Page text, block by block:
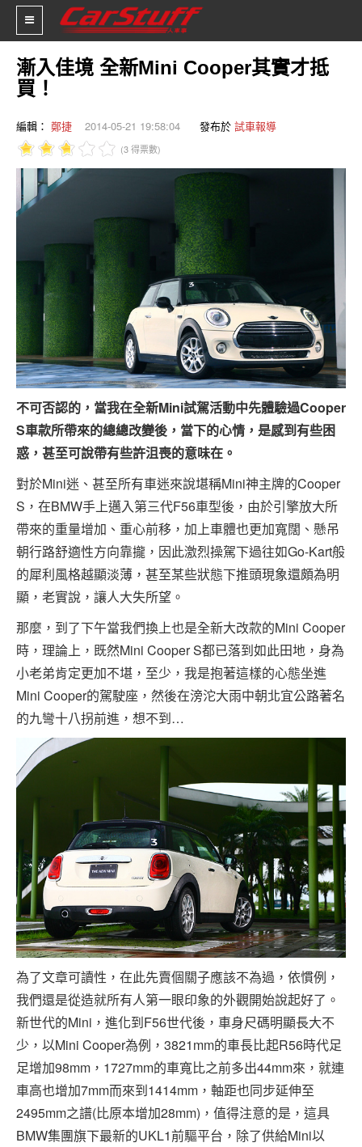
新車價格
車市新聞
賽車新聞
汽車改裝
促銷訊息
人車軼事
試車報導
專題報導
車型比拼
兩輪世界
漸入佳境 全新Mini Cooper其實才抵
買！
編輯： 鄭捷 2014-05-21 19:58:04 發布於 試車報導
(3 得票數)
不可否認的，當我在全新Mini試駕活動中先體驗過Cooper
S車款所帶來的總總改變後，當下的心情，是感到有些困
惑，甚至可說帶有些許沮喪的意味在。
對於Mini迷、甚至所有車迷來說堪稱Mini神主牌的Cooper
S，在BMW手上邁入第三代F56車型後，由於引擎放大所
帶來的重量增加、重心前移，加上車體也更加寬闊、懸吊
朝行路舒適性方向靠攏，因此激烈操駕下過往如Go-Kart般
的犀利風格越顯淡薄，甚至某些狀態下推頭現象還頗為明
顯，老實說，讓人大失所望。
那麼，到了下午當我們換上也是全新大改款的Mini Cooper
時，理論上，既然Mini Cooper S都已落到如此田地，身為
小老弟肯定更加不堪，至少，我是抱著這樣的心態坐進
Mini Cooper的駕駛座，然後在滂沱大雨中朝北宜公路著名
的九彎十八拐前進，想不到…
為了文章可讀性，在此先賣個關子應該不為過，依慣例，
我們還是從造就所有人第一眼印象的外觀開始說起好了。
新世代的Mini，進化到F56世代後，車身尺碼明顯長大不
少，以Mini Cooper為例，3821mm的車長比起R56時代足
足增加98mm，1727mm的車寬比之前多出44mm來，就連
車高也增加7mm而來到1414mm，軸距也同步延伸至
2495mm之譜(比原本增加28mm)，值得注意的是，這具
BMW集團旗下最新的UKL1前驅平台，除了供給Mini以